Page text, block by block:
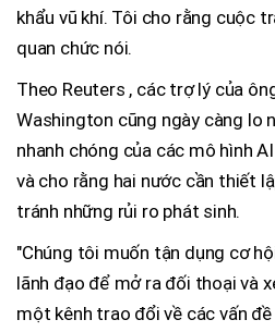
khẩu vũ khí. Tôi cho rằng cuộc
quan chức nói.
Theo Reuters , các trợ lý của
Washington cũng ngày càng lo
nhanh chóng của các mô hình
và cho rằng hai nước cần thiết
tránh những rủi ro phát sinh.
"Chúng tôi muốn tận dụng cơ
lãnh đạo để mở ra đối thoại và
một kênh trao đổi về các vấn